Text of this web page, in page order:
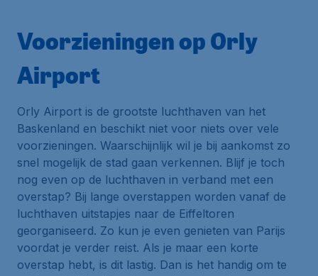
Voorzieningen op Orly
Airport
Orly Airport is de grootste luchthaven van het
Baskenland en beschikt niet voor niets over vele
voorzieningen. Waarschijnlijk wil je bij aankomst zo
snel mogelijk de stad gaan verkennen. Blijf je toch
nog even op de luchthaven in verband met een
overstap? Bij lange overstappen worden vanaf de
luchthaven uitstapjes naar de Eiffeltoren
georganiseerd. Zo kun je even genieten van Parijs
voordat je verder reist. Als je maar een korte
overstap hebt, is dit lastig. Dan is het handig om te